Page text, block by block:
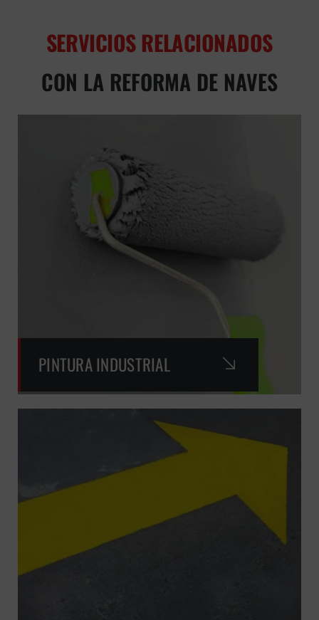
SERVICIOS RELACIONADOS
CON LA REFORMA DE NAVES
PINTURA INDUSTRIAL